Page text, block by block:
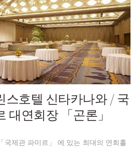
스호텔 신타카나와 / 국
대연회장 「곤론」
국제관 파미르」 에 있는 최대의 연회홀